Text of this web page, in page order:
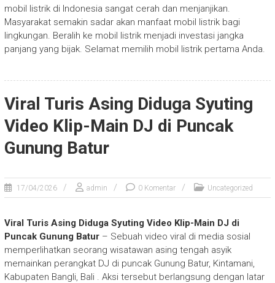
mobil listrik di Indonesia sangat cerah dan menjanjikan.
Masyarakat semakin sadar akan manfaat mobil listrik bagi
lingkungan. Beralih ke mobil listrik menjadi investasi jangka
panjang yang bijak. Selamat memilih mobil listrik pertama Anda.
Viral Turis Asing Diduga Syuting
Video Klip-Main DJ di Puncak
Gunung Batur
17/04/2026 admin 0 Komentar Uncategorized
Viral Turis Asing Diduga Syuting Video Klip-Main DJ di
Puncak Gunung Batur– Sebuah video viral di media sosial
memperlihatkan seorang wisatawan asing tengah asyik
memainkan perangkat DJ di puncak Gunung Batur, Kintamani,
Kabupaten Bangli, Bali . Aksi tersebut berlangsung dengan latar